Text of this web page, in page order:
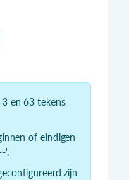
en 63 tekens
of eindigen
'.
zijn